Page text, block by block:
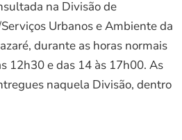
na Divisão de
Urbanos e Ambiente da
durante as horas normais
12h30 e das 14 às 17h00. As
naquela Divisão, dentro